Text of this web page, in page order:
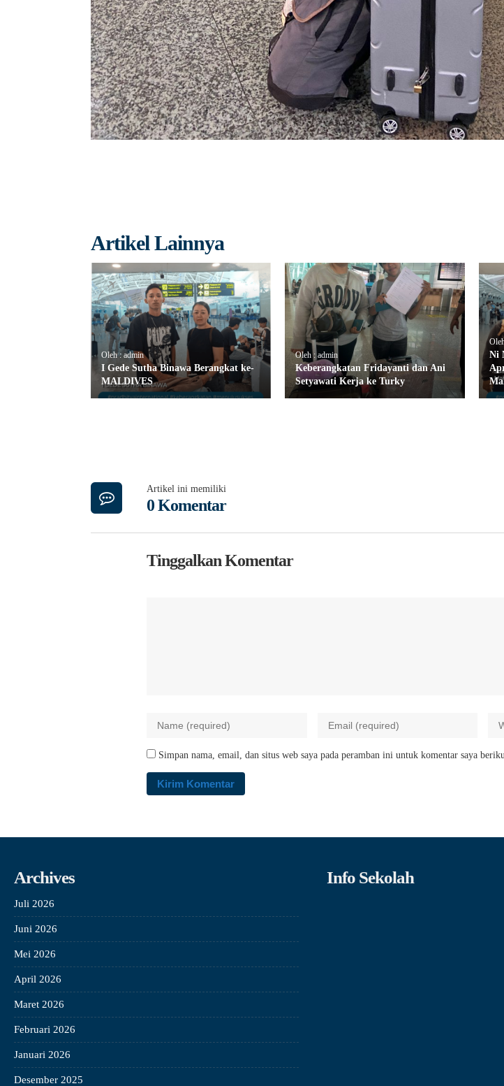
Artikel Lainnya
Oleh : admin
I Gede Sutha Binawa Berangkat ke-
MALDIVES
Oleh : admin
Keberangkatan Fridayanti dan Ani
Setyawati Kerja ke Turky
Ni
Artikel ini memiliki
0 Komentar
Tinggalkan Komentar
Simpan nama, email, dan situs web saya pada peramban ini untuk komentar saya
Archives
Juli 2026
Juni 2026
Mei 2026
April 2026
Maret 2026
Februari 2026
Januari 2026
Desember 2025
Info Sekolah